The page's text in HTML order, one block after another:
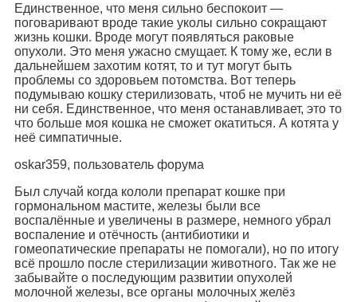
Единственное, что меня сильно беспокоит —
поговаривают вроде такие уколы сильно сокращают
жизнь кошки. Вроде могут появляться раковые
опухоли. Это меня ужасно смущает. К тому же, если в
дальнейшем захотим котят, то и тут могут быть
проблемы со здоровьем потомства. Вот теперь
подумываю кошку стерилизовать, чтоб не мучить ни её
ни себя. Единственное, что меня останавливает, это то
что больше моя кошка не сможет окатиться. А котята у
неё симпатичные.
oskar359, пользователь форума
Был случай когда кололи препарат кошке при
гормональном мастите, железы были все
воспалённые и увеличены в размере, немного убрал
воспаление и отёчность (антибиотики и
гомеопатические препараты не помогали), но по итогу
всё прошло после стерилизации животного. Так же не
забывайте о последующим развитии опухолей
молочной железы, все органы молочных желёз